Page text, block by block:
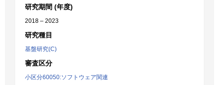
研究期間 (年度)
2018 – 2023
研究種目
基盤研究(C)
審査区分
小区分60050:ソフトウェア関連